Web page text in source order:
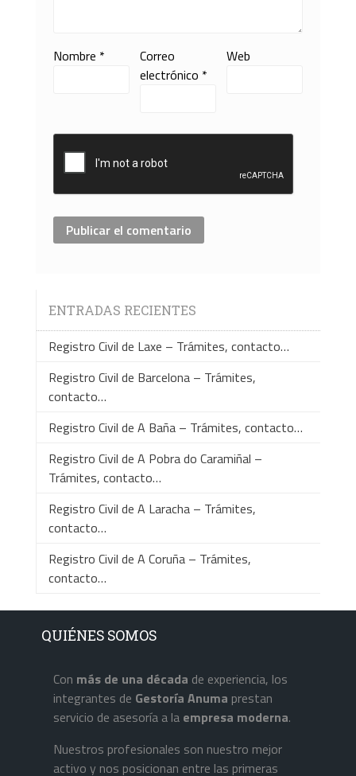
Nombre *
Correo
electrónico *
Web
ENTRADAS RECIENTES
Registro Civil de Laxe – Trámites, contacto…
Registro Civil de Barcelona – Trámites,
contacto…
Registro Civil de A Baña – Trámites, contacto…
Registro Civil de A Pobra do Caramiñal –
Trámites, contacto…
Registro Civil de A Laracha – Trámites,
contacto…
Registro Civil de A Coruña – Trámites,
contacto…
QUIÉNES SOMOS
Con más de una década de experiencia, los
integrantes de Gestoría Anuma prestan
servicio de asesoría a la empresa moderna.
Nuestros profesionales son nuestro mejor
activo y nos posicionan entre las primeras